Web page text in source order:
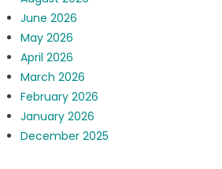
June 2026
May 2026
April 2026
March 2026
February 2026
January 2026
December 2025